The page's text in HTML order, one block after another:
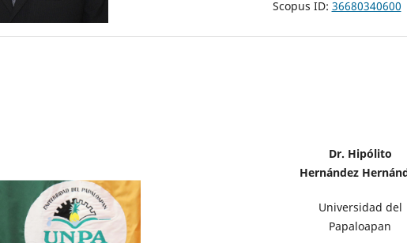
Scopus ID: 36680340600
Dr. Hipólito
Hernández
Universidad del
Papaloapan